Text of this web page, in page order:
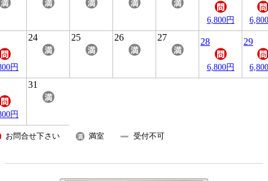
6,800円
円
24 25 26 27 28
6,800円
29
円
31
お問合せ下さい 満室 受付不可